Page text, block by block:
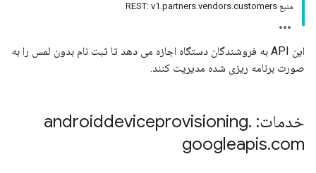
منبع REST: v1.partners.vendors.customers
این API به فروشندگان دستگاه اجازه می دهد تا ثبت نام بدون لمس را به
صورت برنامه ریزی شده مدیریت کنند.
خدمات: androiddeviceprovisioning .
googleapis.com